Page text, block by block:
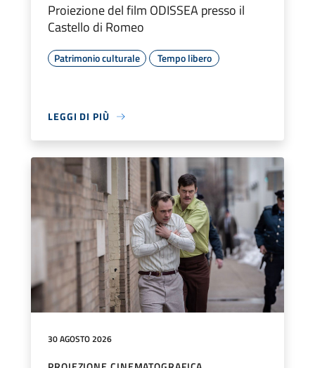
Proiezione del film ODISSEA presso il
Castello di Romeo
Patrimonio culturale Tempo libero
LEGGI DI PIÙ
30 AGOSTO 2026